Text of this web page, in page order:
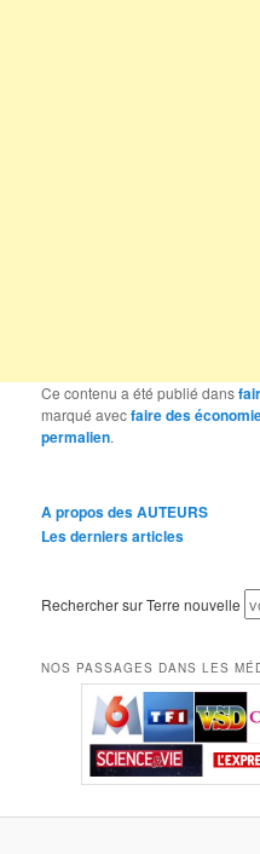
Ce contenu a été publié dans
marqué avecfaire des
permalien.
A propos des AUTEURS
Les derniers articles
Rechercher sur Terre nouvelle
NOS PASSAGES DANS LES